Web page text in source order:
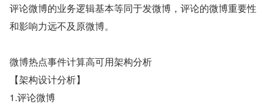
评论微博的业务逻辑基本等同于发微博，评论的微博重要性
和影响力远不及原微博。
微博热点事件计算高可用架构分析
【架构设计分析】
1.评论微博